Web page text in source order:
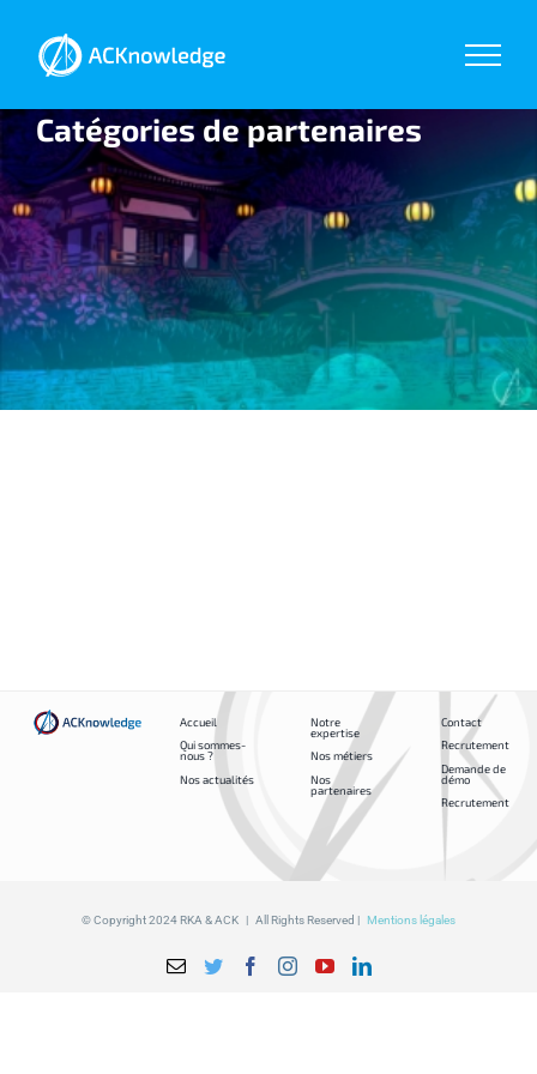
Catégories de partenaires
Accueil
Qui sommes-
nous ?
Nos actualités
Notre
expertise
Nos métiers
Nos
partenaires
Contact
Recrutement
Demande de
démo
Recrutement
© Copyright 2024 RKA & ACK | All Rights Reserved | Mentions légales